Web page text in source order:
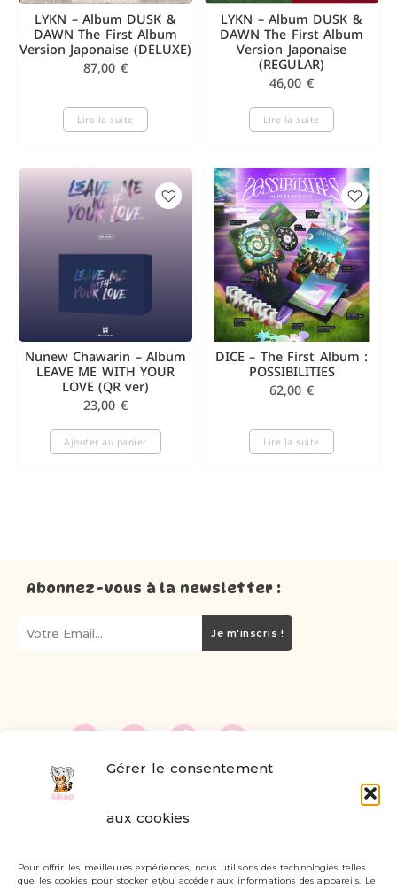
Gérer le consentement
aux cookies
Pour offrir les meilleures expériences, nous utilisons des technologies telles
que les cookies pour stocker et/ou accéder aux informations des appareils. Le
LYKN – Album DUSK &
DAWN The First Album
Version Japonaise (DELUXE)
87,00 €
Lire la suite
LYKN – Album DUSK &
DAWN The First Album
Version Japonaise
(REGULAR)
46,00 €
Lire la suite
Nunew Chawarin – Album
LEAVE ME WITH YOUR
LOVE (QR ver)
23,00 €
Ajouter au panier
DICE – The First Album :
POSSIBILITIES
62,00 €
Lire la suite
Abonnez-vous à la newsletter :
Je m'inscris !
Livraisons et retours